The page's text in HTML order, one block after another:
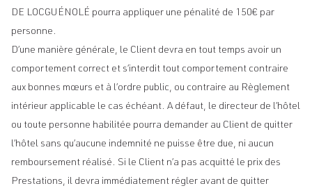
DE LOCGUÉNOLÉ pourra appliquer une pénalité de 150€ par
personne.
D’une manière générale, le Client devra en tout temps avoir un
comportement correct et s’interdit tout comportement contraire
aux bonnes mœurs et à l’ordre public, ou contraire au Règlement
intérieur applicable le cas échéant. A défaut, le directeur de l’hôtel
ou toute personne habilitée pourra demander au Client de quitter
l’hôtel sans qu’aucune indemnité ne puisse être due, ni aucun
remboursement réalisé. Si le Client n’a pas acquitté le prix des
Prestations, il devra immédiatement régler avant de quitter